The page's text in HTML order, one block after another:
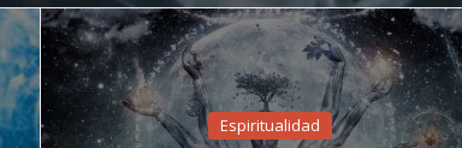
Espiritualidad